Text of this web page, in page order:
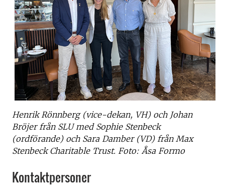
Henrik Rönnberg (vice-dekan, VH) och Johan
Bröjer från SLU med Sophie Stenbeck
(ordförande) och Sara Damber (VD) från Max
Stenbeck Charitable Trust. Foto: Åsa Formo
Kontaktpersoner